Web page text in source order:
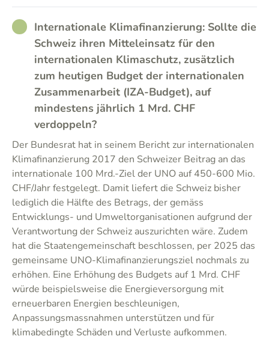
RATHER_GOOD
Internationale Klimafinanzierung: Sollte die
Schweiz ihren Mitteleinsatz für den
internationalen Klimaschutz, zusätzlich
zum heutigen Budget der internationalen
Zusammenarbeit (IZA-Budget), auf
mindestens jährlich 1 Mrd. CHF
verdoppeln?
Der Bundesrat hat in seinem Bericht zur internationalen
Klimafinanzierung 2017 den Schweizer Beitrag an das
internationale 100 Mrd.-Ziel der UNO auf 450-600 Mio.
CHF/Jahr festgelegt. Damit liefert die Schweiz bisher
lediglich die Hälfte des Betrags, der gemäss
Entwicklungs- und Umweltorganisationen aufgrund der
Verantwortung der Schweiz auszurichten wäre. Zudem
hat die Staatengemeinschaft beschlossen, per 2025 das
gemeinsame UNO-Klimafinanzierungsziel nochmals zu
erhöhen. Eine Erhöhung des Budgets auf 1 Mrd. CHF
würde beispielsweise die Energieversorgung mit
erneuerbaren Energien beschleunigen,
Anpassungsmassnahmen unterstützen und für
klimabedingte Schäden und Verluste aufkommen.